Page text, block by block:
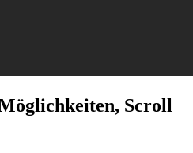
Scroll